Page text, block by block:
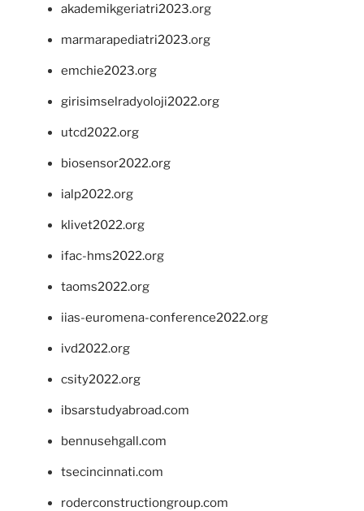
akademikgeriatri2023.org
marmarapediatri2023.org
emchie2023.org
girisimselradyoloji2022.org
utcd2022.org
biosensor2022.org
ialp2022.org
klivet2022.org
ifac-hms2022.org
taoms2022.org
iias-euromena-conference2022.org
ivd2022.org
csity2022.org
ibsarstudyabroad.com
bennusehgall.com
tsecincinnati.com
roderconstructiongroup.com